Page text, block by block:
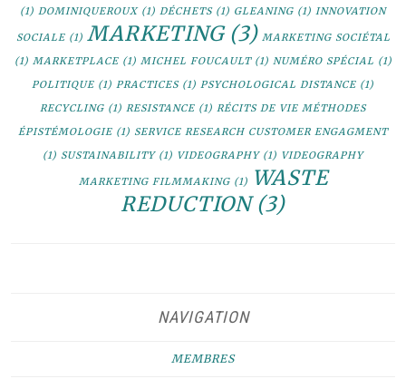
(1) DOMINIQUEROUX(1) DÉCHETS(1) GLEANING (1) INNOVATION
SOCIALE(1) MARKETING(3) MARKETING SOCIÉTAL
(1) MARKETPLACE(1) MICHEL FOUCAULT(1) NUMÉRO SPÉCIAL (1)
POLITIQUE (1) PRACTICES(1) PSYCHOLOGICAL DISTANCE (1)
RECYCLING (1) RESISTANCE (1) RÉCITS DE VIE MÉTHODES
ÉPISTÉMOLOGIE (1) SERVICE RESEARCH CUSTOMER ENGAGMENT
(1) SUSTAINABILITY(1) VIDEOGRAPHY(1) VIDEOGRAPHY
MARKETING FILMMAKING(1)
WASTE
REDUCTION(3)
NAVIGATION
MEMBRES